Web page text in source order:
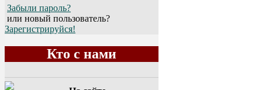
Забыли пароль?
или новый пользователь?
Зарегистрируйся!
Кто с нами